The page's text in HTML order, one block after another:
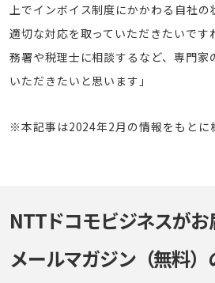
上でインボイス制度にかかわる自社の
適切な対応を取っていただきたいです
務署や税理士に相談するなど、専門家
いただきたいと思います」
※本記事は2024年2月の情報をもとに
NTTドコモビジネスがお
メールマガジン（無料）